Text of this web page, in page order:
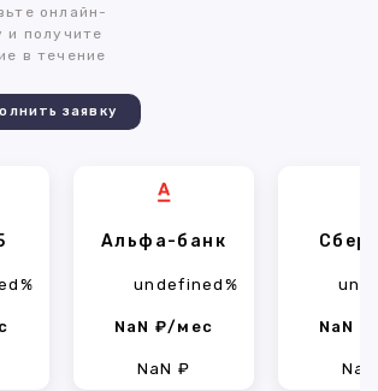
онлайн-
и получите
в течение
заявку
Альфа-банк
undefined%
NaN ₽/мес
NaN ₽
NaN